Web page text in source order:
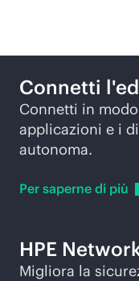
Connetti
Connetti in
applicazioni e i
autonoma.
Per saperne di più
HPE
Migliora la